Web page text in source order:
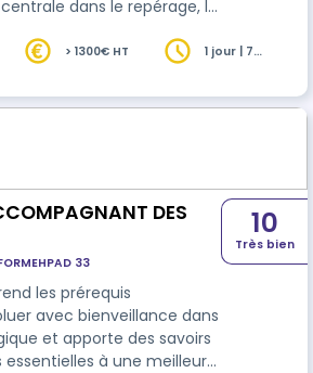
dans le repérage, le
renforcer leurs
suivi adapté et collaborer
professionnels référents,
> 1300€ HT
1 jour | 7
DES
33
les prérequis
avec bienveillance dans
et apporte des savoirs
à une meilleure
10
Très bien